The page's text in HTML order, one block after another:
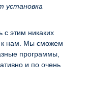
установка
с этим никаких
к нам. Мы сможем
программы,
и по очень